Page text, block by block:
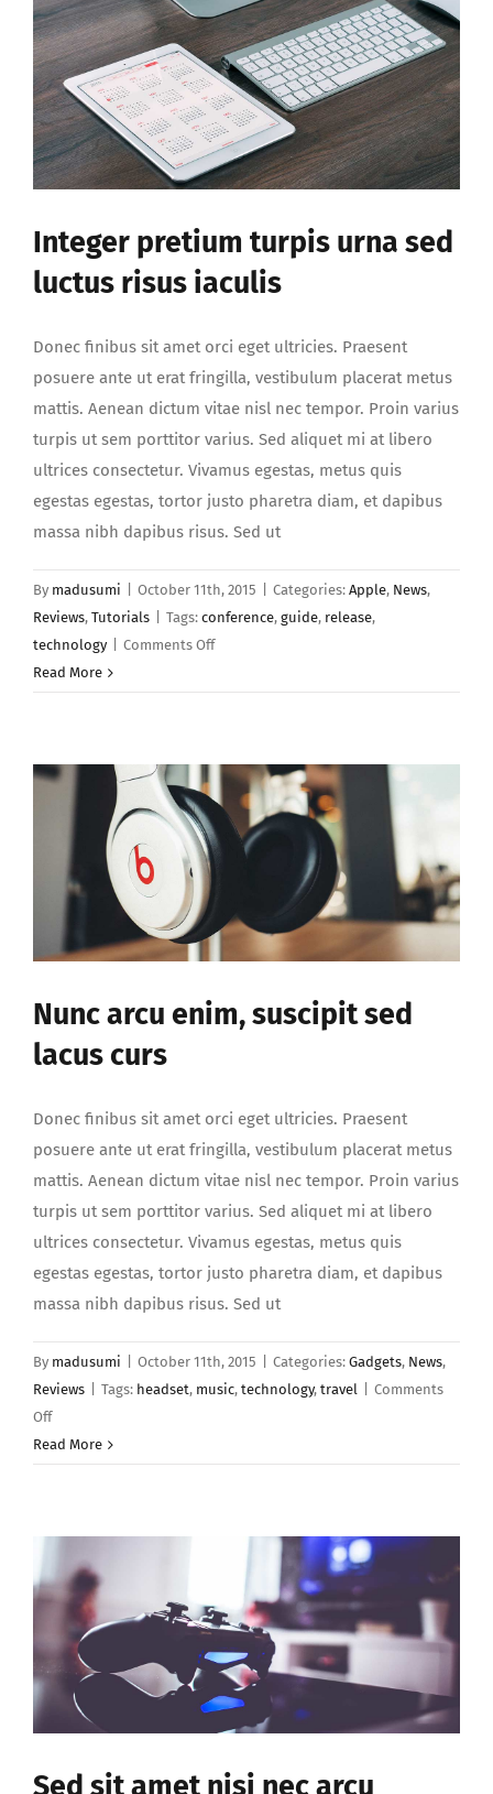
metus
dabus
sed
Integer pretium turpis urna sed
luctus risus iaculis
Donec finibus sit amet orci eget ultricies. Praesent
posuere ante ut erat fringilla, vestibulum placerat metus
mattis. Aenean dictum vitae nisl nec tempor. Proin varius
turpis ut sem porttitor varius. Sed aliquet mi at libero
ultrices consectetur. Vivamus egestas, metus quis
egestas egestas, tortor justo pharetra diam, et dapibus
massa nibh dapibus risus. Sed ut
By madusumi October 11th, 2015 Categories: Apple, News,
Reviews, Tutorials Tags: conference, guide, release,
technology
Comments Offon
sed
luctus
risus
Read More
Nunc arcu enim, suscipit sed
lacus curs
Donec finibus sit amet orci eget ultricies. Praesent
posuere ante ut erat fringilla, vestibulum placerat metus
mattis. Aenean dictum vitae nisl nec tempor. Proin varius
turpis ut sem porttitor varius. Sed aliquet mi at libero
ultrices consectetur. Vivamus egestas, metus quis
egestas egestas, tortor justo pharetra diam, et dapibus
massa nibh dapibus risus. Sed ut
By madusumi October 11th, 2015 Categories: Gadgets, News,
Reviews
Tags: headset, music, technology, travel
Comments
Offon
Nunc
lacus
Read More
Sed sit amet nisi nec arcu